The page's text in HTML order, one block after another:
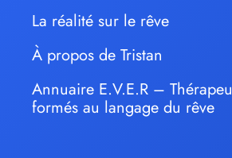
La réalité sur le rêve
À propos de Tristan
Annuaire E.V.E.R –
formés au langage du rêve